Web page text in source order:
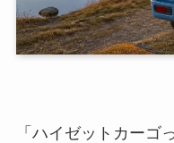
「ハイゼットカーゴ